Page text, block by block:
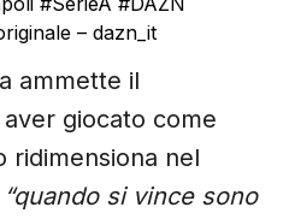
– dazn_it
ammette il
giocato come
ridimensiona nel
“quando si vince sono